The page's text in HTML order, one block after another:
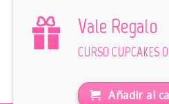
Vale Regalo
CURSO CUPCAKES
Añadir al